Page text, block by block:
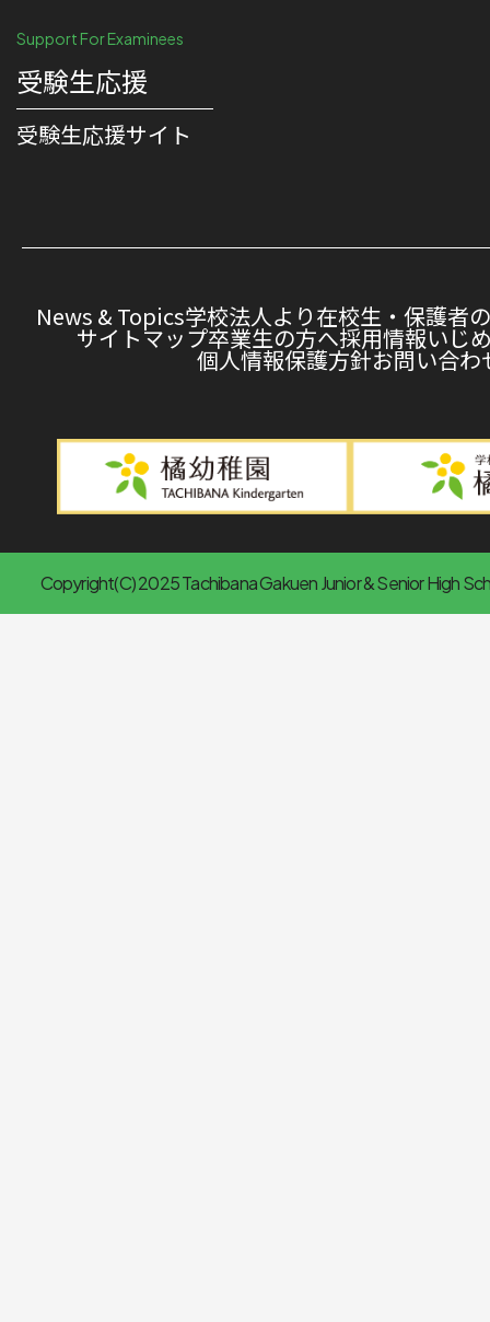
Support For Examinees
受験生応援
受験⽣応援サイト
News & Topics学校法人より在校生・保護者
サイトマップ卒業生の方へ採用情報いじ
個人情報保護方針お問い合わ
Copyright(C) 2025 Tachibana Gakuen Junior & Senior High